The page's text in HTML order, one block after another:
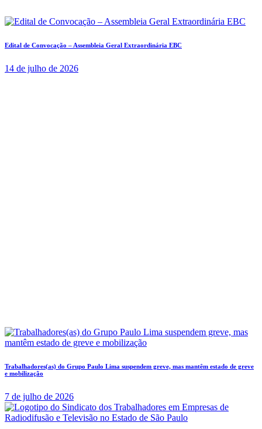
Edital de Convocação – Assembleia Geral Extraordinária EBC
14 de julho de 2026
Trabalhadores(as) do Grupo Paulo Lima suspendem greve, mas mantêm estado de greve
e mobilização
7 de julho de 2026